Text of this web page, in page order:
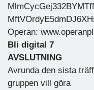
Operan:
Bli digital 7
AVSLUTNING
Avrunda den sista
gruppen vill göra